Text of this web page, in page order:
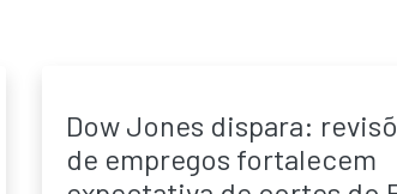
Dow Jones dispara:
de empregos fortalecem